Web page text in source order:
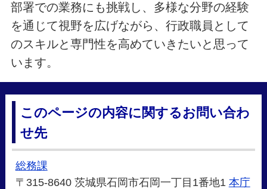
部署での業務にも挑戦し、多様な分野の経験
を通じて視野を広げながら、行政職員として
のスキルと専門性を高めていきたいと思って
います。
このページの内容に関するお問い合わ
せ先
総務課
〒315-8640 茨城県石岡市石岡一丁目1番地1 本庁